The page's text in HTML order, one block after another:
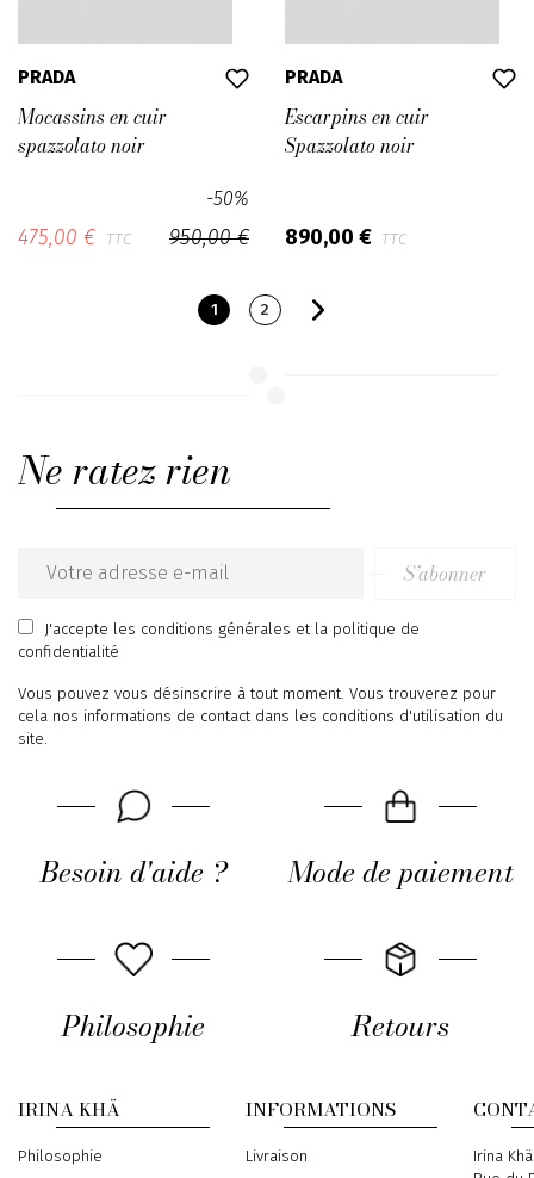
PRADA
Mocassins en cuir
spazzolato noir
950,00 €
-50%
475,00 € TTC
PRADA
Escarpins en cuir
Spazzolato noir
890,00 € TTC
1 2
Ne ratez rien
Email
address
S’abonner
J'accepte les conditions générales et la politique de
confidentialité
Vous pouvez vous désinscrire à tout moment. Vous trouverez pour
cela nos informations de contact dans les conditions d'utilisation du
site.
Besoin d'aide ? Mode de paiement
Philosophie Retours
IRINA KHÄ
Philosophie
INFORMATIONS
Livraison
Address
Irina Khä